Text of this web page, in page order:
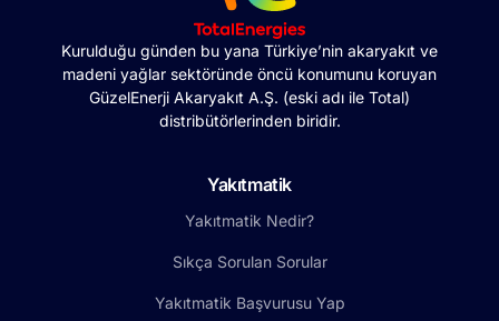
Kurulduğu günden bu yana Türkiye’nin akaryakıt ve
madeni yağlar sektöründe öncü konumunu koruyan
GüzelEnerji Akaryakıt A.Ş. (eski adı ile Total)
distribütörlerinden biridir.
Yakıtmatik
Yakıtmatik Nedir?
Sıkça Sorulan Sorular
Yakıtmatik Başvurusu Yap